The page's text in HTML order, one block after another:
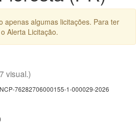
apenas algumas licitações. Para ter
Alerta Licitação.
visual.)
76282706000155-1-000029-2026